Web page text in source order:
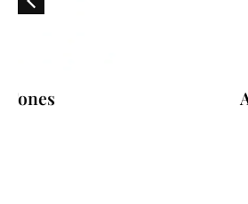
Almofada Dodo